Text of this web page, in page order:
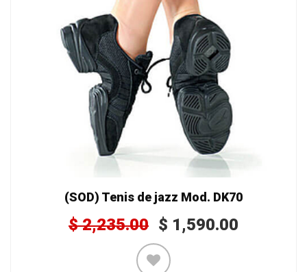
(SOD) Tenis de jazz Mod. DK70
$2,235.00 $ 1,590.00